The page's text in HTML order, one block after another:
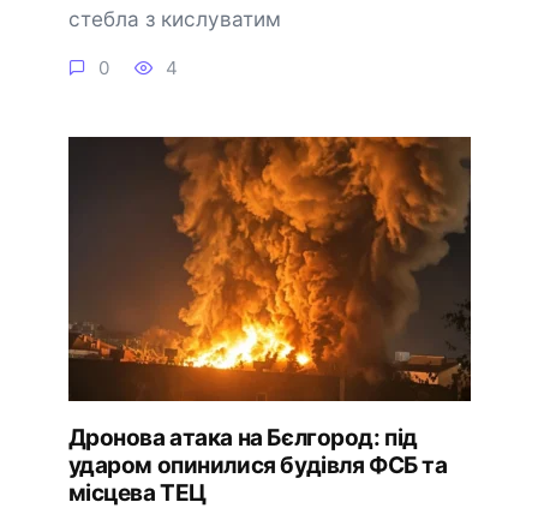
стебла з кислуватим
0 4
Дронова атака на Бєлгород: під
ударом опинилися будівля ФСБ та
місцева ТЕЦ